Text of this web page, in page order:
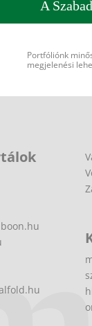
A
Portfóliónk
megjelenési